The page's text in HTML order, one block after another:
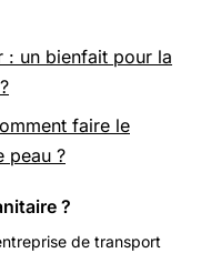
: un bienfait pour la
faire le
peau ?
?
de transport